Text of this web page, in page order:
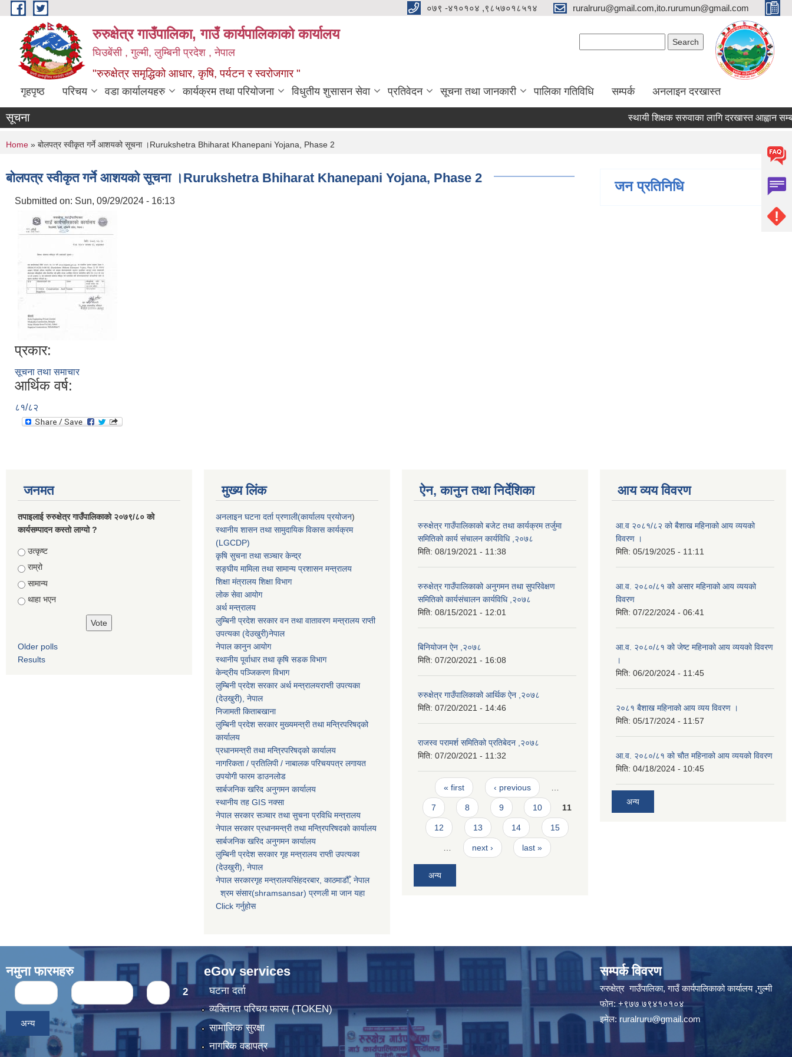
Skip to main content ०७९ -४१०१०४ ,९८५७०१८५१४ ruralruru@gmail.com,ito.rurumun@gmail.com
रुरुक्षेत्र गाउँपालिका, गाउँ कार्यपालिकाको कार्यालय
घिउबेंसी , गुल्मी, लुम्बिनी प्रदेश , नेपाल
"रुरुक्षेत्र समृद्धिको आधार, कृषि, पर्यटन र स्वरोजगार "
गृहपृष्ठ परिचय वडा कार्यालयहरु कार्यक्रम तथा परियोजना विधुतीय शुसासन सेवा प्रतिवेदन सूचना तथा जानकारी पालिका गतिविधि सम्पर्क अनलाइन दरखास्त
सूचना स्थायी शिक्षक सरुवाका लागि दरखास्त आह्वान
You are here
Home » बोलपत्र स्वीकृत गर्ने आशयको सूचना ।Rurukshetra Bhiharat Khanepani Yojana, Phase 2
बोलपत्र स्वीकृत गर्ने आशयको सूचना ।Rurukshetra Bhiharat Khanepani Yojana, Phase 2
Submitted on: Sun, 09/29/2024 - 16:13
प्रकार:
सूचना तथा समाचार
आर्थिक वर्ष:
८१/८२
जन प्रतिनिधि
जनमत
तपाइलाई रुरुक्षेत्र गाउँपालिकाको २०७९/८० को
कार्यसम्पादन कस्तो लाग्यो ?
Choices
उत्कृष्ट
राम्रो
सामान्य
थाहा भएन
Older polls
Results
मुख्य लिंक
अनलाइन घटना दर्ता प्रणाली(कार्यालय प्रयोजन)
स्थानीय शासन तथा सामुदायिक विकास कार्यक्रम
(LGCDP)
कृषि सुचना तथा सञ्चार केन्द्र
सङ्घीय मामिला तथा सामान्य प्रशासन मन्त्रालय
शिक्षा मंत्रालय शिक्षा विभाग
लोक सेवा आयोग
अर्थ मन्त्रालय
लुम्बिनी प्रदेश सरकार वन तथा वातावरण मन्त्रालय राप्ती
उपत्यका (देउखुरी)नेपाल
नेपाल कानुन आयोग
स्थानीय पूर्वाधार तथा कृषि सडक विभाग
केन्द्रीय पञ्जिकरण विभाग
लुम्बिनी प्रदेश सरकार अर्थ मन्त्रालयराप्ती उपत्यका
(देउखुरी), नेपाल
निजामती किताबखाना
लुम्बिनी प्रदेश सरकार मुख्यमन्त्री तथा मन्त्रिपरिषद्को
कार्यालय
प्रधानमन्त्री तथा मन्त्रिपरिषद्को कार्यालय
नागरिकता / प्रतिलिपी / नाबालक परिचयपत्र लगायत
उपयोगी फारम डाउनलोड
सार्बजनिक खरिद अनुगमन कार्यालय
स्थानीय तह GIS नक्सा
नेपाल सरकारसञ्चार तथा सुचना प्रविधि मन्त्रालय
नेपाल सरकार प्रधानमन्त्री तथा मन्त्रिपरिषदको कार्यालय
सार्बजनिक खरिद अनुगमन कार्यालय
लुम्बिनी प्रदेश सरकार गृह मन्त्रालय राप्ती उपत्यका
(देउखुरी), नेपाल
नेपाल सरकारगृह मन्त्रालयसिंहदरबार, काठमाडौँ, नेपाल
श्रम संसार(shramsansar) प्रणली मा जान यहा
Click गर्नुहोस
ऐन, कानुन तथा निर्देशिका
रुरुक्षेत्र गाउँपालिकाको बजेट तथा कार्यक्रम तर्जुमा
समितिको कार्य संचालन कार्यविधि ,२०७८
मिति: 08/19/2021 - 11:38
रुरुक्षेत्र गाउँपालिकाको अनुगमन तथा सुपरिवेक्षण
समितिको कार्यसंचालन कार्यविधि ,२०७८
मिति: 08/15/2021 - 12:01
बिनियोजन ऐन ,२०७८
मिति: 07/20/2021 - 16:08
रुरुक्षेत्र गाउँपालिकाको आर्थिक ऐन ,२०७८
मिति: 07/20/2021 - 14:46
राजस्व परामर्श समितिको प्रतिबेदन ,२०७८
मिति: 07/20/2021 - 11:32
Pages
« first ‹ previous
7 8 9 10 11
12 13 14 15
next › last »
अन्य
आय व्यय विवरण
आ.व २०८१/८२ को बैशाख महिनाको आय व्ययको
विवरण ।
मिति: 05/19/2025 - 11:11
आ.व. २०८०/८१ को असार महिनाको आय व्ययको
विवरण
मिति: 07/22/2024 - 06:41
आ.व. २०८०/८१ को जेष्ट महिनाको आय व्ययको विवरण
।
मिति: 06/20/2024 - 11:45
२०८१ बैशाख महिनाको आय व्यय विवरण ।
मिति: 05/17/2024 - 11:57
आ.व. २०८०/८१ को चौत महिनाको आय व्ययको विवरण
मिति: 04/18/2024 - 10:45
अन्य
नमुना फारमहरु
Pages 2
अन्य
eGov services
घटना दर्ता
व्यक्तिगत परिचय फारम (TOKEN)
सामाजिक सुरक्षा
नागरिक वडापत्र
सम्पर्क विवरण
रुरुक्षेत्र गाउँपालिका, गाउँ कार्यपालिकाको कार्यालय ,गुल्मी
फोन: +९७७ ७९४१०१०४
इमेल: ruralruru@gmail.com